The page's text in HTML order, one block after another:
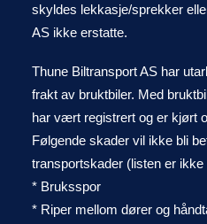
skyldes lekkasje/sprekker
AS ikke erstatte.
Thune Biltransport AS har
frakt av bruktbiler. Med
har vært registrert og er kjørt
Følgende skader vil ikke bli
transportskader (listen er
* Bruksspor
* Riper mellom dører og